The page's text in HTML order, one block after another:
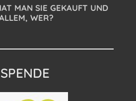
SPENDE